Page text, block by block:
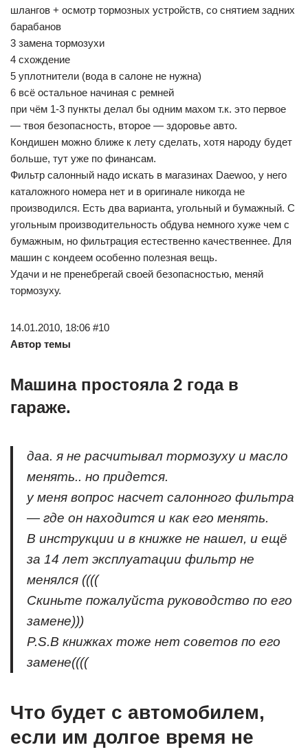
шлангов + осмотр тормозных устройств, со снятием задних
барабанов
3 замена тормозухи
4 схождение
5 уплотнители (вода в салоне не нужна)
6 всё остальное начиная с ремней
при чём 1-3 пункты делал бы одним махом т.к. это первое
— твоя безопасность, второе — здоровье авто.
Кондишен можно ближе к лету сделать, хотя народу будет
больше, тут уже по финансам.
Фильтр салонный надо искать в магазинах Daewoo, у него
каталожного номера нет и в оригинале никогда не
производился. Есть два варианта, угольный и бумажный. С
угольным производительность обдува немного хуже чем с
бумажным, но фильтрация естественно качественнее. Для
машин с кондеем особенно полезная вещь.
Удачи и не пренебрегай своей безопасностью, меняй
тормозуху.
14.01.2010, 18:06 #10
Автор темы
Машина простояла 2 года в
гараже.
даа. я не расчитывал тормозуху и масло
менять.. но придется.
у меня вопрос насчет салонного фильтра
— где он находится и как его менять.
В инструкции и в книжке не нашел, и ещё
за 14 лет эксплуатации фильтр не
менялся ((((
Скиньте пожалуйста руководство по его
замене)))
P.S.В книжках тоже нет советов по его
замене((((
Что будет с автомобилем,
если им долгое время не